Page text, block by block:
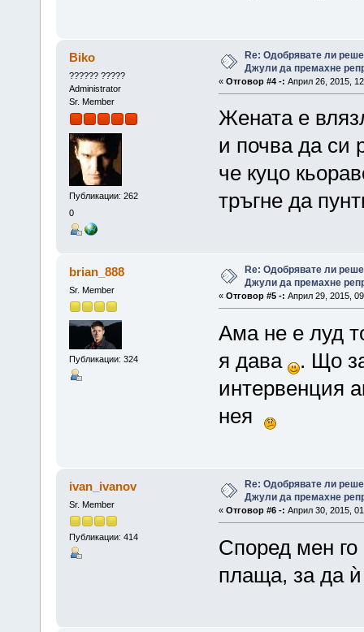
Biko
?????? ?????
Administrator
Sr. Member
Публикации: 262
0
Re: Одобрявате ли
Джули да премахне
« Отговор #4 -: Април 26, 2015,
Жената е
и почва да си
че куцо
тръгне да
brian_888
Sr. Member
Публикации: 324
Re: Одобрявате ли
Джули да премахне
« Отговор #5 -: Април 29, 2015,
Ама не е луд
я дава
. Що
интервенция
нея
ivan_ivanov
Sr. Member
Публикации: 414
Re: Одобрявате ли
Джули да премахне
« Отговор #6 -: Април 30, 2015,
Според мен го
плаща, за да